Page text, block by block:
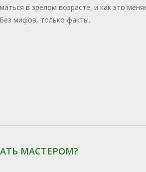
в зрелом возрасте, и как это
мифов, только факты.
МАСТЕРОМ?